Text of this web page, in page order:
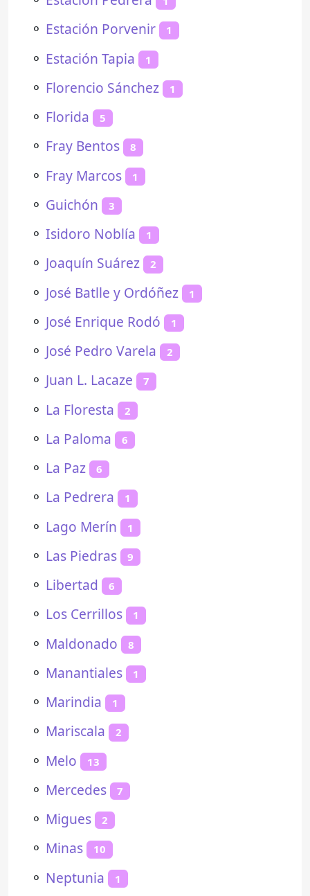
⚬ Estación Porvenir 1
⚬ Estación Tapia 1
⚬ Florencio Sánchez 1
⚬ Florida 5
⚬ Fray Bentos 8
⚬ Fray Marcos 1
⚬ Guichón 3
⚬ Isidoro Noblía 1
⚬ Joaquín Suárez 2
⚬ José Batlle y Ordóñez 1
⚬ José Enrique Rodó 1
⚬ José Pedro Varela 2
⚬ Juan L. Lacaze 7
⚬ La Floresta 2
⚬ La Paloma 6
⚬ La Paz 6
⚬ La Pedrera 1
⚬ Lago Merín 1
⚬ Las Piedras 9
⚬ Libertad 6
⚬ Los Cerrillos 1
⚬ Maldonado 8
⚬ Manantiales 1
⚬ Marindia 1
⚬ Mariscala 2
⚬ Melo 13
⚬ Mercedes 7
⚬ Migues 2
⚬ Minas 10
⚬ Neptunia 1